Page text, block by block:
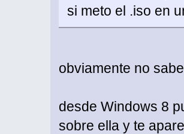
si meto el .iso en
obviamente no
desde Windows 8
sobre ella y te